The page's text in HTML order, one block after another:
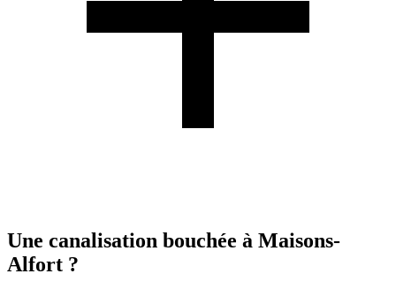
Une canalisation bouchée à Maisons-
Alfort ?